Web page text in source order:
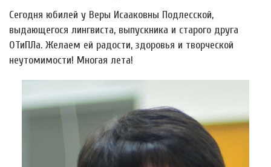
Сегодня юбилей у Веры Исааковны Подлесской,
выдающегося лингвиста, выпускника и старого друга
ОТиПЛа. Желаем ей радости, здоровья и творческой
неутомимости! Многая лета!